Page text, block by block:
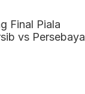
Final Piala
vs Persebaya